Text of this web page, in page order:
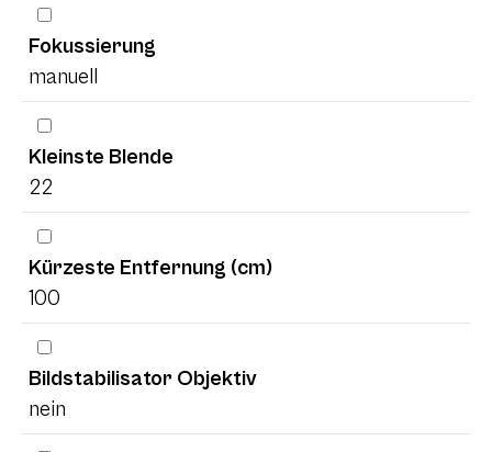
Fokussierung
manuell
Kleinste Blende
22
Kürzeste Entfernung (cm)
100
Bildstabilisator Objektiv
nein